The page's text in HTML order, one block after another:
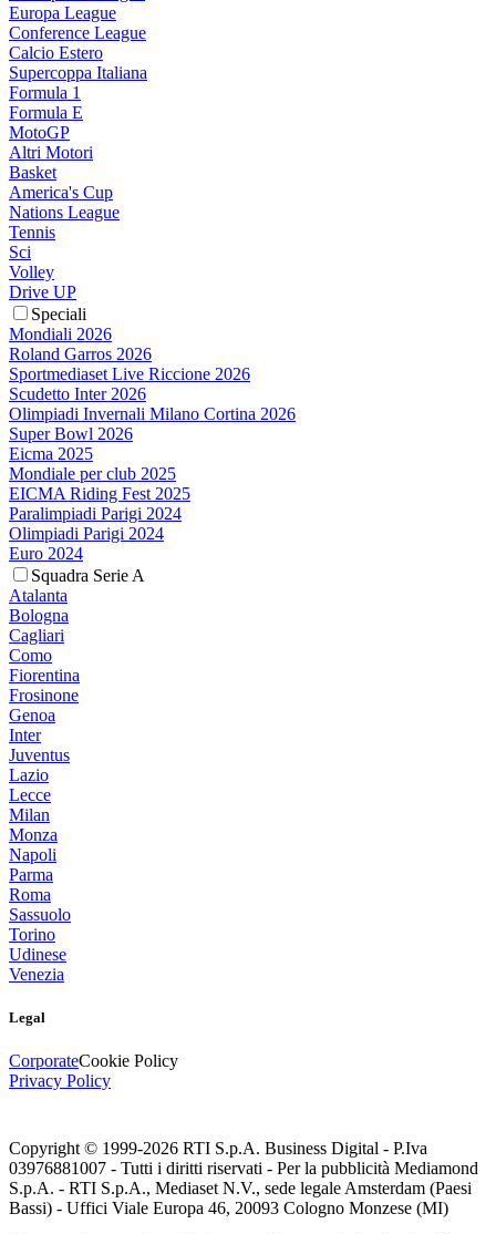
Europa League
Conference League
Calcio Estero
Supercoppa Italiana
Formula 1
Formula E
MotoGP
Altri Motori
Basket
America's Cup
Nations League
Tennis
Sci
Volley
Drive UP
Speciali
Mondiali 2026
Roland Garros 2026
Sportmediaset Live Riccione 2026
Scudetto Inter 2026
Olimpiadi Invernali Milano Cortina 2026
Super Bowl 2026
Eicma 2025
Mondiale per club 2025
EICMA Riding Fest 2025
Paralimpiadi Parigi 2024
Olimpiadi Parigi 2024
Euro 2024
Squadra Serie A
Atalanta
Bologna
Cagliari
Como
Fiorentina
Frosinone
Genoa
Inter
Juventus
Lazio
Lecce
Milan
Monza
Napoli
Parma
Roma
Sassuolo
Torino
Udinese
Venezia
Legal
CorporateCookie Policy
Privacy Policy
Copyright © 1999-2026 RTI S.p.A. Business Digital - P.Iva
03976881007 - Tutti i diritti riservati - Per la pubblicità Mediamond
S.p.A. - RTI S.p.A., Mediaset N.V., sede legale Amsterdam (Paesi
Bassi) - Uffici Viale Europa 46, 20093 Cologno Monzese (MI)